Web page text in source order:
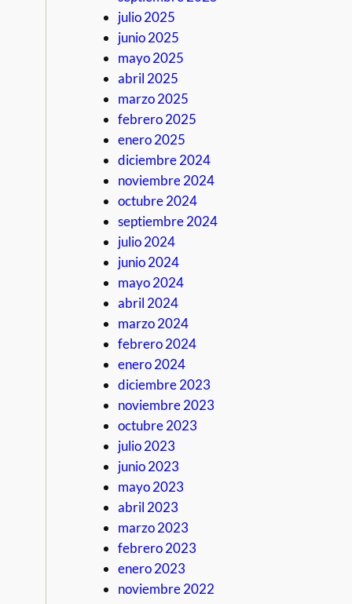
julio 2025
junio 2025
mayo 2025
abril 2025
marzo 2025
febrero 2025
enero 2025
diciembre 2024
noviembre 2024
octubre 2024
septiembre 2024
julio 2024
junio 2024
mayo 2024
abril 2024
marzo 2024
febrero 2024
enero 2024
diciembre 2023
noviembre 2023
octubre 2023
julio 2023
junio 2023
mayo 2023
abril 2023
marzo 2023
febrero 2023
enero 2023
noviembre 2022